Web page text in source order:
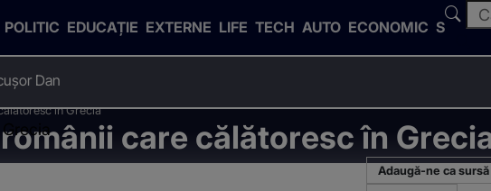
POLITIC EDUCAȚIE EXTERNE LIFE TECH AUTO ECONOMIC SPORT
Dan
în Grecia
care călătoresc în
Adaugă-ne ca